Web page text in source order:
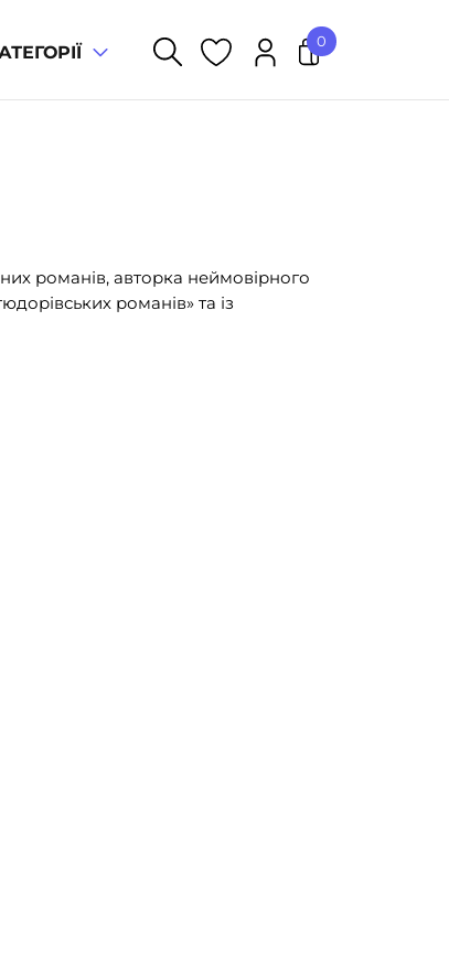
0
У кошику немає товарів.
романів, авторка неймовірного
романів» та із